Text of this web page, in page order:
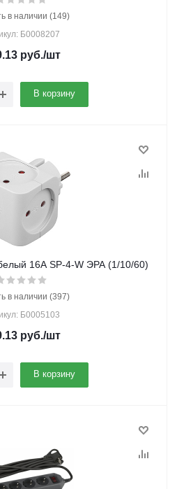
в наличии (149)
Б0008207
руб./шт
В корзину
16А SP-4-W ЭРА (1/10/60)
в наличии (397)
Б0005103
руб./шт
В корзину